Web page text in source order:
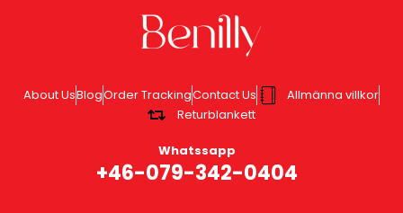
About UsBlogOrder TrackingContact Us
Allmänna villkor
Returblankett
Whatssapp
+46-079-342-0404